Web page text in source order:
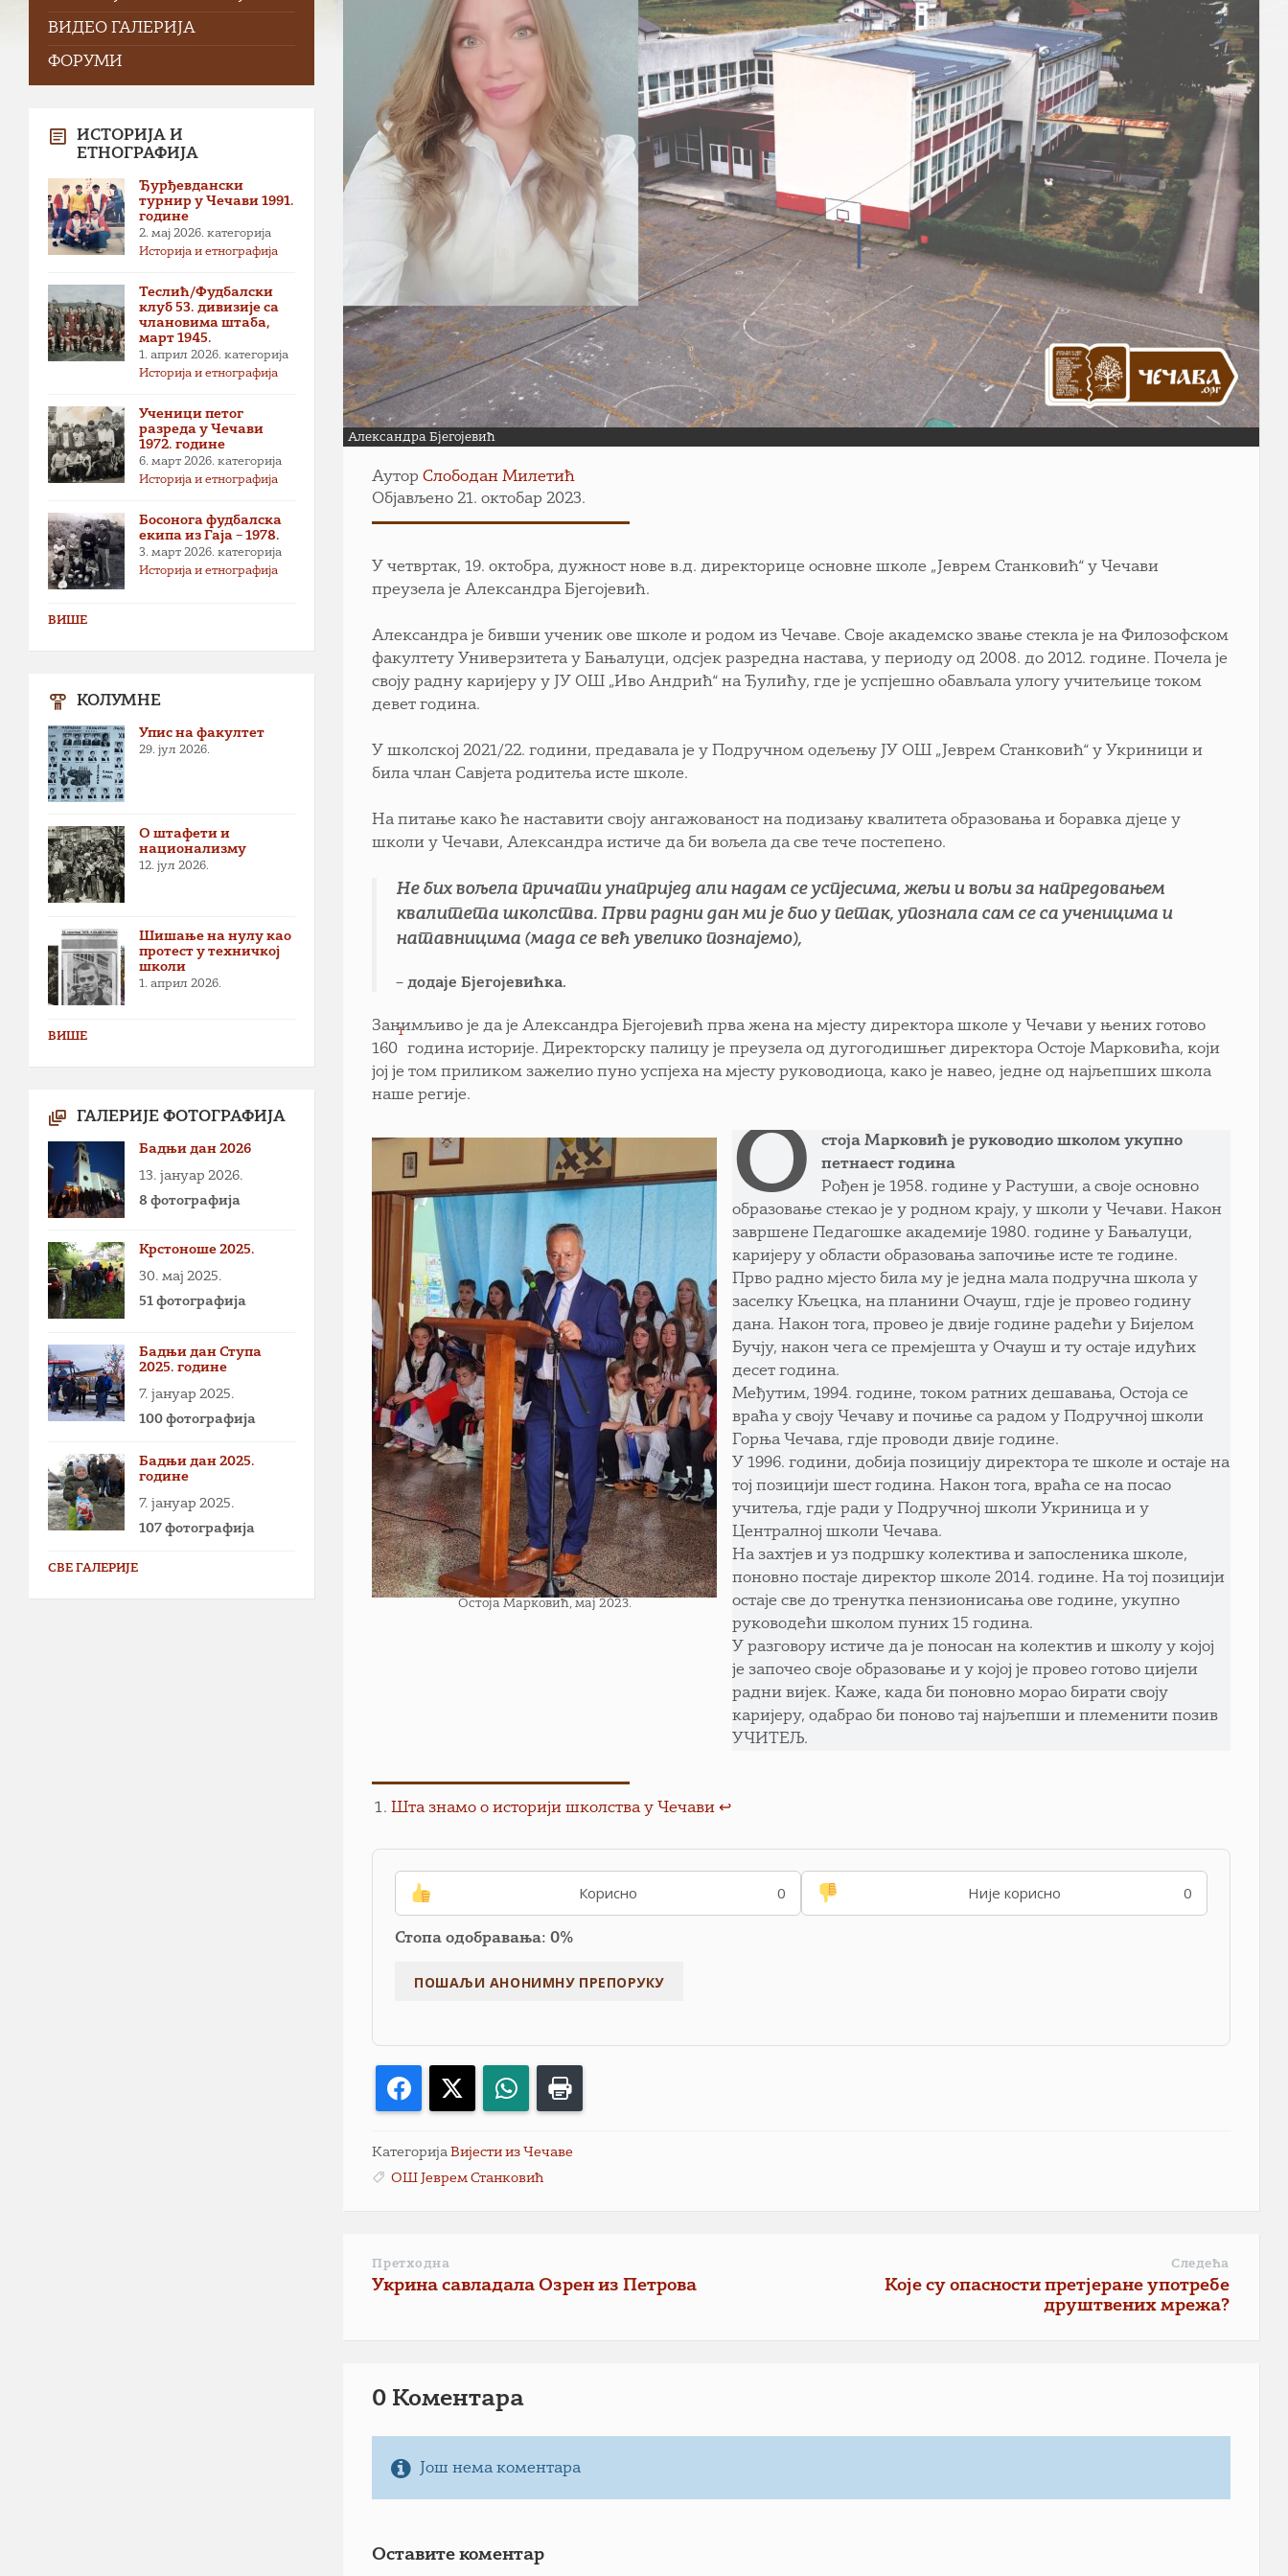
Александра Бјегојевић
АуторСлободан Милетић
Објављено 21. октобар 2023.
У четвртак, 19. октобра, дужност нове в.д. директорице основне школе „Јеврем Станковић“ у Чечави
преузела је Александра Бјегојевић.
Александра је бивши ученик ове школе и родом из Чечаве. Своје академско звање стекла је на Филозофском
факултету Универзитета у Бањалуци, одсјек разредна настава, у периоду од 2008. до 2012. године. Почела је
своју радну каријеру у ЈУ ОШ „Иво Андрић“ на Ђулићу, где је успјешно обављала улогу учитељице током
девет година.
У школској 2021/22. години, предавала је у Подручном одељењу ЈУ ОШ „Јеврем Станковић“ у Укриници и
била члан Савјета родитеља исте школе.
На питање како ће наставити своју ангажованост на подизању квалитета образовања и боравка дјеце у
школи у Чечави, Александра истиче да би вољела да све тече постепено.
Не бих вољела причати унапријед али надам се успјесима, жељи и вољи за напредовањем
квалитета школства. Први радни дан ми је био у петак, упознала сам се са ученицима и
натавницима (мада се већ увелико познајемо),
– додаје Бјегојевићка.
Занимљиво је да је Александра Бјегојевић прва жена на мјесту директора школе у Чечави у њених готово
160
1
година историје. Директорску палицу је преузела од дугогодишњег директора Остоје Марковића, који
јој је том приликом зажелио пуно успјеха на мјесту руководиоца, како је навео, једне од најљепших школа
наше регије.
Остоја Марковић, мај 2023.
О
стоја Марковић је руководио школом укупно
петнаест година
Рођен је 1958. године у Растуши, а своје основно
образовање стекао је у родном крају, у школи у Чечави. Након
завршене Педагошке академије 1980. године у Бањалуци,
каријеру у области образовања започиње исте те године.
Прво радно мјесто била му је једна мала подручна школа у
заселку Кљецка, на планини Очауш, гдје је провео годину
дана. Након тога, провео је двије године радећи у Бијелом
Бучју, након чега сe премјешта у Очауш и ту остаје идућих
десет година.
Међутим, 1994. године, током ратних дешавања, Остоја се
враћа у своју Чечаву и почиње са радом у Подручној школи
Горња Чечава, гдје проводи двије године.
У 1996. години, добија позицију директора те школе и остаје на
тој позицији шест година. Након тога, враћа се на посао
учитеља, гдје ради у Подручној школи Укриница и у
Централној школи Чечава.
На захтјев и уз подршку колектива и запосленика школе,
поновно постаје директор школе 2014. године. На тој позицији
остаје све до тренутка пензионисања ове године, укупно
руководећи школом пуних 15 година.
У разговору истиче да је поносан на колектив и школу у којој
је започео своје образовање и у којој је провео готово цијели
радни вијек. Каже, када би поновно морао бирати своју
каријеру, одабрао би поново тај најљепши и племенити позив
УЧИТЕЉ.
Шта знамо о историји школства у Чечави ↩︎
Корисно 0 Није корисно 0
Стопа одобравања: 0%
Facebook WhatsApp
КатегоријаВијести из Чечаве
ОШ Јеврем Станковић
Претходна
Укрина савладала Озрен из Петрова
Следећа
Које су опасности претјеране употребе
друштвених мрежа?
0 Коментарa
Још нема коментара
Оставите коментар
ВИДЕО ГАЛЕРИЈА
ФОРУМИ
ИСТОРИЈА И
ЕТНОГРАФИЈА
Ђурђевдански
турнир у Чечави 1991.
године
2. мај 2026. категорија
Историја и етнографија
Теслић/Фудбалски
клуб 53. дивизије са
члановима штаба,
март 1945.
1. април 2026. категорија
Историја и етнографија
Ученици петог
разреда у Чечави
1972. године
6. март 2026. категорија
Историја и етнографија
Босонога фудбалска
екипа из Гаја – 1978.
3. март 2026. категорија
Историја и етнографија
ВИШЕ
КОЛУМНЕ
Упис на факултет
29. јул 2026.
О штафети и
национализму
12. јул 2026.
Шишање на нулу као
протест у техничкој
школи
1. април 2026.
ВИШЕ
ГАЛЕРИЈЕ ФОТОГРАФИЈА
Бадњи дан 2026
13. јануар 2026.
8 фотографија
Крстоноше 2025.
30. мај 2025.
51 фотографија
Бадњи дан Ступа
2025. године
7. јануар 2025.
100 фотографија
Бадњи дан 2025.
године
7. јануар 2025.
107 фотографија
СВЕ ГАЛЕРИЈЕ